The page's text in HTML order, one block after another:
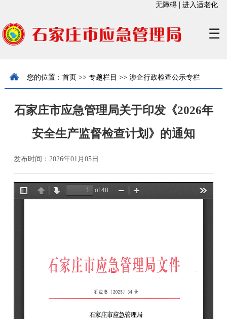
无障碍 |进入适老化
☰
您的位置：首页 >>专题栏目 >>涉企行政检查公示专栏
石家庄市应急管理局关于印发《2026年
安全生产监督检查计划》的通知
发布时间：2026年01月05日